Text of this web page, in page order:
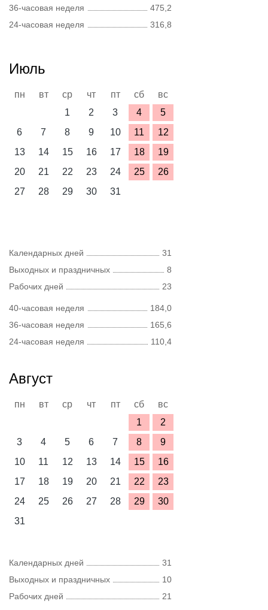
36-часовая неделя
475,2
24-часовая неделя
316,8
Июль
пн вт ср чт пт сб
вс
1
2 3 4
5
6
7 8 9 10 11
12
13
14 15 16 17 18
19
20
21 22 23 24 25
26
27
28 29 30 31
Календарных дней
31
Выходных и праздничных
8
Рабочих дней
23
40-часовая неделя
184,0
36-часовая неделя
165,6
24-часовая неделя
110,4
Август
пн вт ср чт пт сб
вс
1
2
3
4 5 6 7 8
9
10
11 12 13 14 15
16
17
18 19 20 21 22
23
24
25 26 27 28 29
30
31
Календарных дней
31
Выходных и праздничных
10
Рабочих дней
21